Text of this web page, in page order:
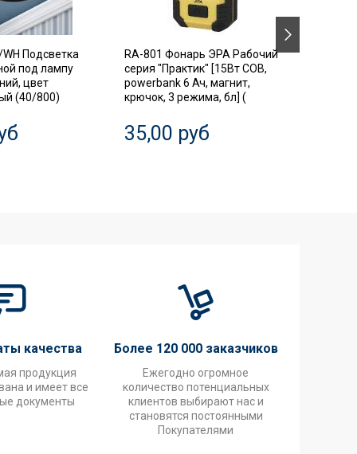
WH Подсветка
под лампу
цвет
(40/800)
RA-801 Фонарь ЭРА Рабочий
серия "Практик" [15Вт COB,
powerbank 6 Ач, магнит,
крючок, 3 режима, бл] (
35,00 руб
качества
продукция
и имеет все
документы
Более 120 000 заказчиков
Ежегодно огромное
количество потенциальных
клиентов выбирают нас и
становятся постоянными
Покупателями